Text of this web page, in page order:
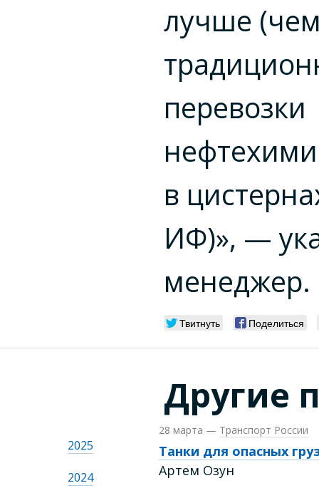
лучше
перевозки
в
ИФ)», —
менеджер.
Твитнуть Поделиться
Другие
2025
2024
28 марта — Транспорт России
Танки для опасных
Артем Озун